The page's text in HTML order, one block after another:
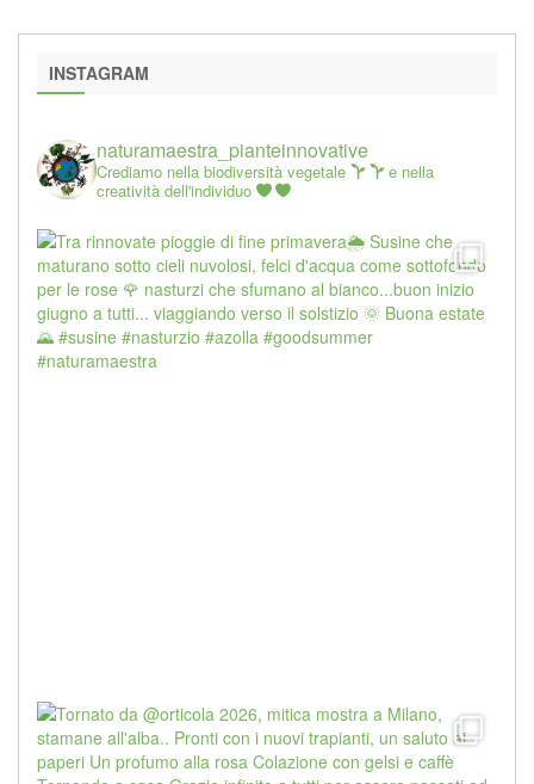
INSTAGRAM
naturamaestra_pianteinnovative
Crediamo nella biodiversità vegetale
e nella
creatività dell'individuo